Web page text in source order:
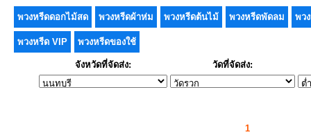
พวงหรีดดอกไม้สด พวงหรีดผ้าห่ม พวงหรีดต้นไม้ พวงหรีดพัดลม พว
พวงหรีด VIP พวงหรีดของใช้
จังหวัดที่จัดส่ง: วัดที่จัดส่ง:
1